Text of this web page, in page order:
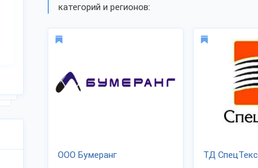
категорий и регионов:
ООО Бумеранг ТД СпецТекс